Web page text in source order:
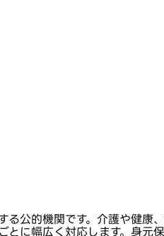
公的機関です。介護や健康
に幅広く対応します。身元